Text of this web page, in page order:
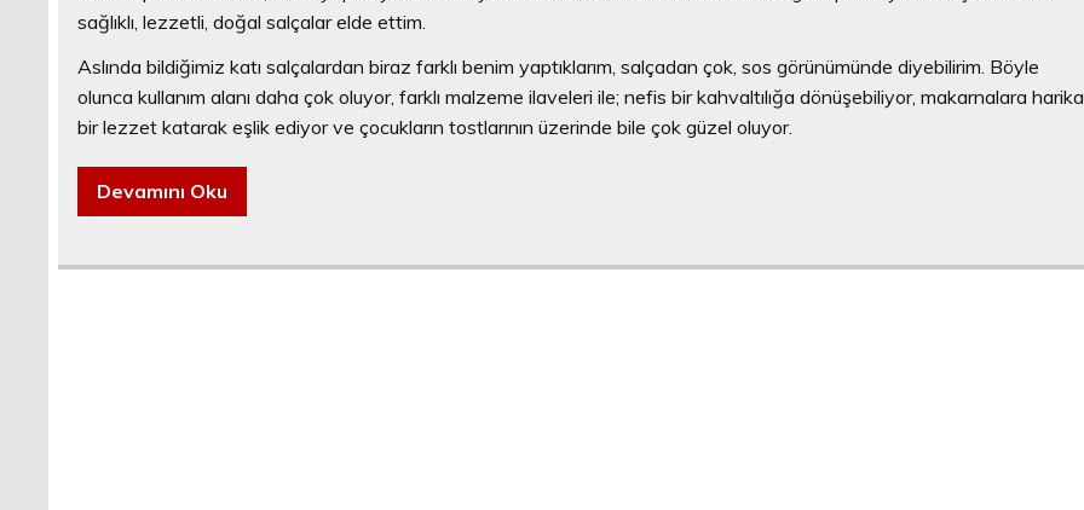
sağlıklı, lezzetli, doğal salçalar elde ettim.
Aslında bildiğimiz katı salçalardan biraz farklı benim yaptıklarım, salçadan çok, sos görünümünde diyebilirim. Böyle
olunca kullanım alanı daha çok oluyor, farklı malzeme ilaveleri ile; nefis bir kahvaltılığa dönüşebiliyor, makarnalara harika
bir lezzet katarak eşlik ediyor ve çocukların tostlarının üzerinde bile çok güzel oluyor.
Devamını Oku